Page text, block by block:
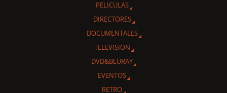
PELICULAS
DIRECTORES
DOCUMENTALES
TELEVISION
DVD&BLURAY
EVENTOS
RETRO